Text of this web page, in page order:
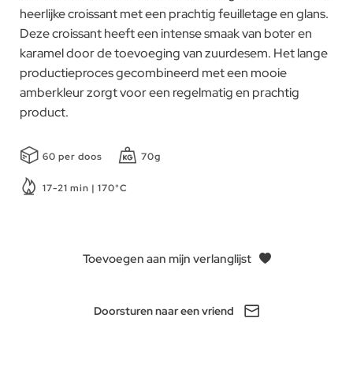
heerlijke croissant met een prachtig feuilletage en glans.
Deze croissant heeft een intense smaak van boter en
karamel door de toevoeging van zuurdesem. Het lange
productieproces gecombineerd met een mooie
amberkleur zorgt voor een regelmatig en prachtig
product.
60 per doos 70g
17-21 min | 170°C
Toevoegen aan mijn verlanglijst
Doorsturen naar een vriend